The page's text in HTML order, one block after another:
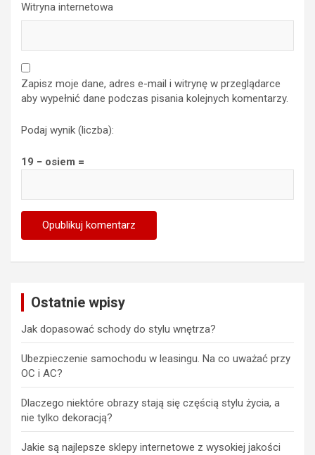
Witryna internetowa
Zapisz moje dane, adres e-mail i witrynę w przeglądarce
aby wypełnić dane podczas pisania kolejnych komentarzy.
Podaj wynik (liczba):
19 − osiem =
Ostatnie wpisy
Jak dopasować schody do stylu wnętrza?
Ubezpieczenie samochodu w leasingu. Na co uważać przy
OC i AC?
Dlaczego niektóre obrazy stają się częścią stylu życia, a
nie tylko dekoracją?
Jakie są najlepsze sklepy internetowe z wysokiej jakości